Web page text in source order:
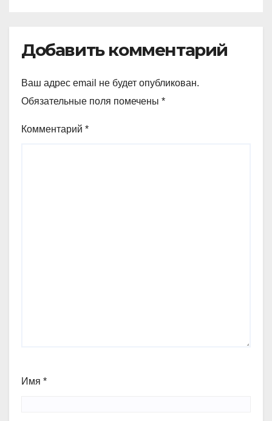
Добавить комментарий
Ваш адрес email не будет опубликован.
Обязательные поля помечены *
Комментарий *
Имя *